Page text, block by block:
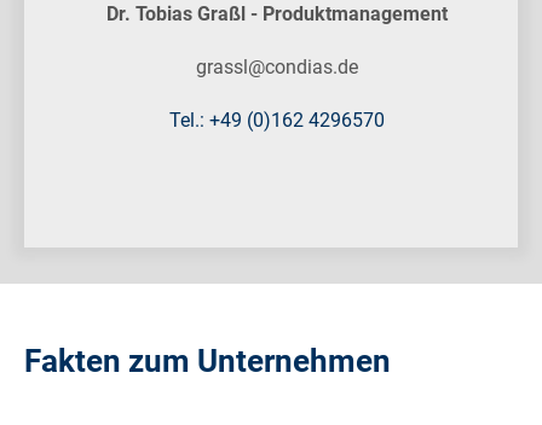
Dr. Tobias Graßl - Produktmanagement
grassl@condias.de
Tel.: +49 (0)162 4296570
Fakten zum Unternehmen